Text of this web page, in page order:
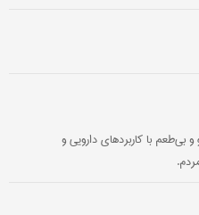
بی‌طعم با کاربردهای دارویی و